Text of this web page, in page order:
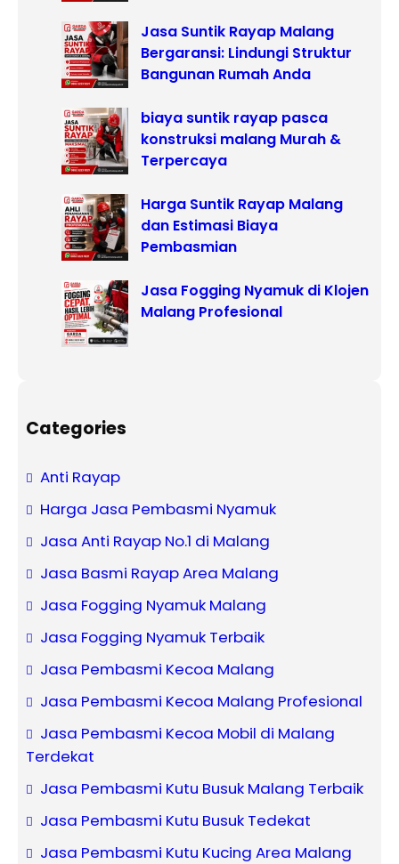
Jasa Suntik Rayap Malang
Bergaransi: Lindungi Struktur
Bangunan Rumah Anda
biaya suntik rayap pasca
konstruksi malang Murah &
Terpercaya
Harga Suntik Rayap Malang
dan Estimasi Biaya
Pembasmian
Jasa Fogging Nyamuk di Klojen
Malang Profesional
Categories
Anti Rayap
Harga Jasa Pembasmi Nyamuk
Jasa Anti Rayap No.1 di Malang
Jasa Basmi Rayap Area Malang
Jasa Fogging Nyamuk Malang
Jasa Fogging Nyamuk Terbaik
Jasa Pembasmi Kecoa Malang
Jasa Pembasmi Kecoa Malang Profesional
Jasa Pembasmi Kecoa Mobil di Malang
Terdekat
Jasa Pembasmi Kutu Busuk Malang Terbaik
Jasa Pembasmi Kutu Busuk Tedekat
Jasa Pembasmi Kutu Kucing Area Malang